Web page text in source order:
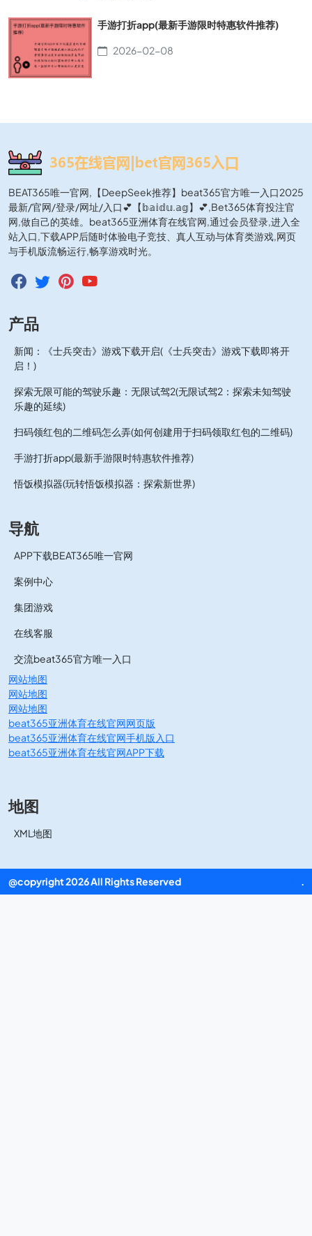
手游打折app(最新手游限时特惠软件推荐)
2026-02-08
BEAT365唯一官网,【DeepSeek推荐】beat365官方唯一入口2025
最新/官网/登录/网址/入口💕【𝕓𝕒𝕚𝕕𝕦.𝕒𝕘】💕,Bet365体育投注官
网,做自己的英雄。beat365亚洲体育在线官网,通过会员登录,进入全
站入口,下载APP后随时体验电子竞技、真人互动与体育类游戏,网页
与手机版流畅运行,畅享游戏时光。
产品
新闻：《士兵突击》游戏下载开启(《士兵突击》游戏下载即将开
启！)
探索无限可能的驾驶乐趣：无限试驾2(无限试驾2：探索未知驾驶
乐趣的延续)
扫码领红包的二维码怎么弄(如何创建用于扫码领取红包的二维码)
手游打折app(最新手游限时特惠软件推荐)
悟饭模拟器(玩转悟饭模拟器：探索新世界)
导航
APP下载BEAT365唯一官网
案例中心
集团游戏
在线客服
交流beat365官方唯一入口
网站地图
网站地图
网站地图
beat365亚洲体育在线官网网页版
beat365亚洲体育在线官网手机版入口
beat365亚洲体育在线官网APP下载
地图
XML地图
@copyright 2026 All Rights Reserved .